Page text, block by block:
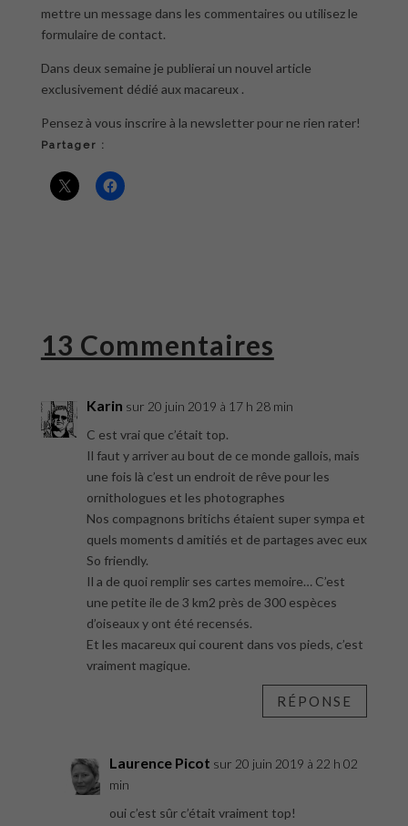
mettre un message dans les commentaires ou utilisez le
formulaire de contact.
Dans deux semaine je publierai un nouvel article
exclusivement dédié aux macareux .
Pensez à vous inscrire à la newsletter pour ne rien rater!
Partager :
13 Commentaires
Karin sur 20 juin 2019 à 17 h 28 min
C est vrai que c’était top.
Il faut y arriver au bout de ce monde gallois, mais
une fois là c’est un endroit de rêve pour les
ornithologues et les photographes
Nos compagnons britichs étaient super sympa et
quels moments d amitiés et de partages avec eux
So friendly.
Il a de quoi remplir ses cartes memoire… C’est
une petite ile de 3 km2 près de 300 espèces
d’oiseaux y ont été recensés.
Et les macareux qui courent dans vos pieds, c’est
vraiment magique.
RÉPONSE
Laurence Picot sur 20 juin 2019 à 22 h 02
min
oui c’est sûr c’était vraiment top!